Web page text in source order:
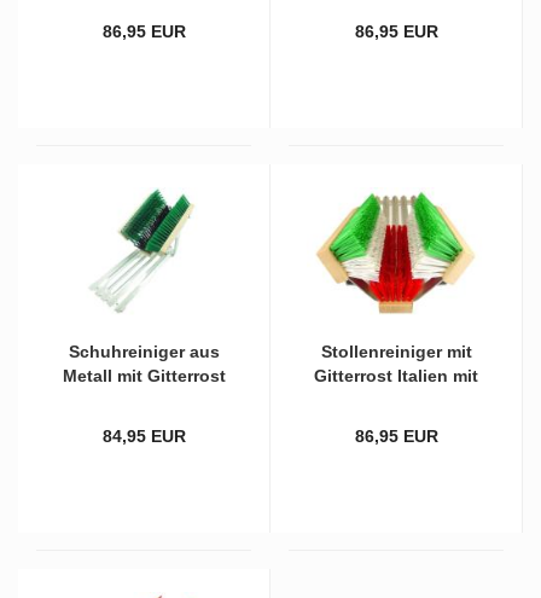
86,95 EUR
bürs­ten
86,95 EUR
Schuh­rei­ni­ger aus
Me­tall mit Git­ter­rost
sen­grü­nen Sei­ten­
84,95 EUR
Stol­len­rei­ni­ger mit
Git­ter­rost Ita­li­en mit
86,95 EUR